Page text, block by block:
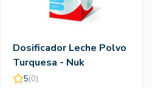
Dosificador Leche Polvo
Turquesa - Nuk
5(0)